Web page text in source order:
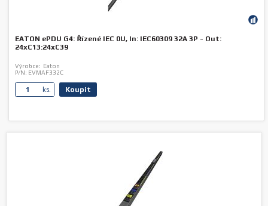
EATON ePDU G4: Řízené IEC 0U, In: IEC60309 32A 3P - Out:
24xC13:24xC39
Výrobce: Eaton
P/N: EVMAF332C
ks. Koupit